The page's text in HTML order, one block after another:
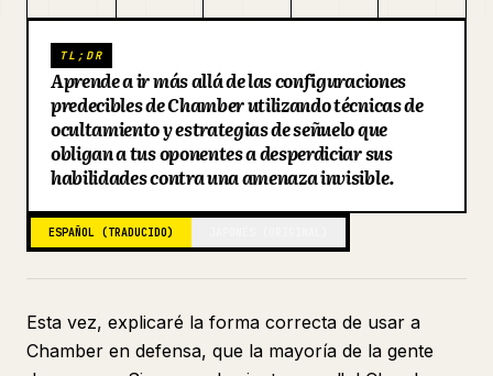
Blog
Actualizaciones
TL;DR
Aprende a ir más allá de las configuraciones
predecibles de Chamber utilizando técnicas de
ocultamiento y estrategias de señuelo que
obligan a tus oponentes a desperdiciar sus
habilidades contra una amenaza invisible.
ESPAÑOL (TRADUCIDO)
Esta vez, explicaré la forma correcta de usar a
Chamber en defensa, que la mayoría de la gente